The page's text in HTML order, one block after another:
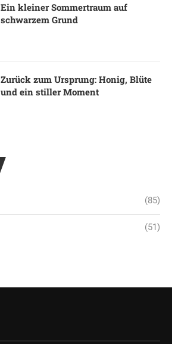
Ein kleiner Sommertraum auf
schwarzem Grund
Zurück zum Ursprung: Honig, Blüte
und ein stiller Moment
(85)
(51)